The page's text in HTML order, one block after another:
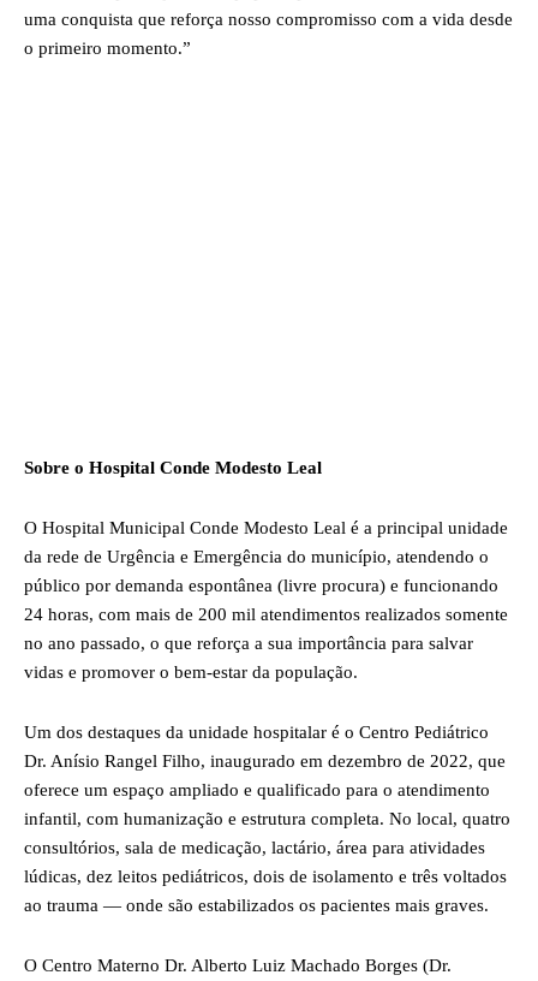
uma conquista que reforça nosso compromisso com a vida desde
o primeiro momento.”
Sobre o Hospital Conde Modesto Leal
O Hospital Municipal Conde Modesto Leal é a principal unidade
da rede de Urgência e Emergência do município, atendendo o
público por demanda espontânea (livre procura) e funcionando
24 horas, com mais de 200 mil atendimentos realizados somente
no ano passado, o que reforça a sua importância para salvar
vidas e promover o bem-estar da população.
Um dos destaques da unidade hospitalar é o Centro Pediátrico
Dr. Anísio Rangel Filho, inaugurado em dezembro de 2022, que
oferece um espaço ampliado e qualificado para o atendimento
infantil, com humanização e estrutura completa. No local, quatro
consultórios, sala de medicação, lactário, área para atividades
lúdicas, dez leitos pediátricos, dois de isolamento e três voltados
ao trauma — onde são estabilizados os pacientes mais graves.
O Centro Materno Dr. Alberto Luiz Machado Borges (Dr.